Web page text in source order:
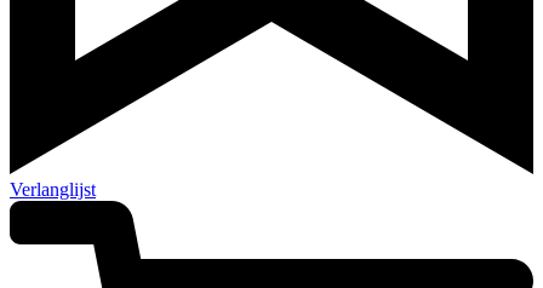
Verlanglijst